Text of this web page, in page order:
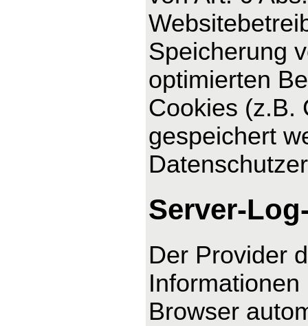
Speicherung
optimierten
Cookies (z.B.
gespeichert
Server-
Der Provider
Browser